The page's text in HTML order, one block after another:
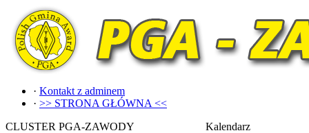
· Kontakt z adminem
· >> STRONA GŁÓWNA <<
CLUSTER PGA-ZAWODY
Kalendarz